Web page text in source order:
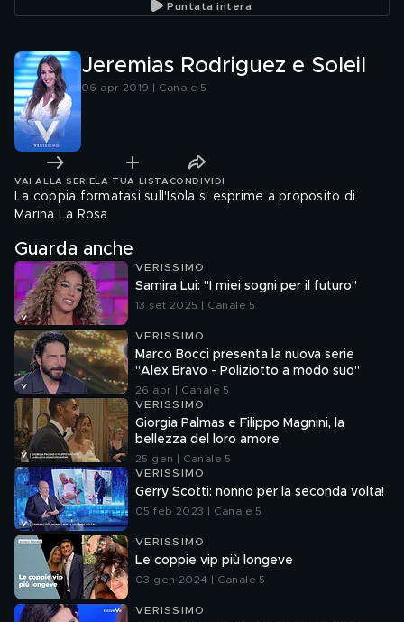
Puntata intera
Jeremias Rodriguez e Soleil
06 apr 2019 | Canale 5
VAI ALLA SERIE LA TUA LISTA CONDIVIDI
La coppia formatasi sull'Isola si esprime a proposito di
Marina La Rosa
Guarda anche
VERISSIMO
Samira Lui: "I miei sogni per il futuro"
13 set 2025 | Canale 5
VERISSIMO
Marco Bocci presenta la nuova serie
"Alex Bravo - Poliziotto a modo suo"
26 apr | Canale 5
VERISSIMO
Giorgia Palmas e Filippo Magnini, la
bellezza del loro amore
25 gen | Canale 5
VERISSIMO
Gerry Scotti: nonno per la seconda volta!
05 feb 2023 | Canale 5
VERISSIMO
Le coppie vip più longeve
03 gen 2024 | Canale 5
VERISSIMO